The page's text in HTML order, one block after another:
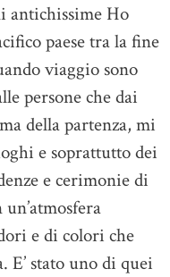
antichissime Ho
paese tra la fine
viaggio sono
persone che dai
della partenza, mi
e soprattutto dei
e cerimonie di
e di colori che
E’ stato uno di quei